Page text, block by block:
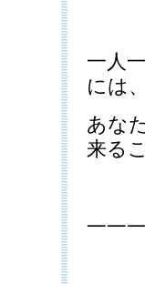
一人
には
あな
来る